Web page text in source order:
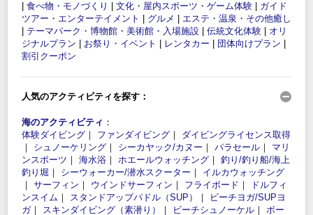
食べ物・モノづくり 文化・屋内スポーツ・ゲーム体験
ガイド
ツアー・エンターテイメント
グルメ
エステ・温泉・その他癒し
テーマパーク・博物館・美術館・入場施設 伝統文化体験
オリ
ジナルプラン
お祭り・イベント レンタカー 団体向けプラン
割引クーポン
人気のアクティビティを探す：
海のアクティビティ ：
体験ダイビング ｜ ファンダイビング ｜ ダイビングライセンス取得
｜ シュノーケリング ｜ シーカヤック/カヌー ｜ パラセール ｜ マリ
ンスポーツ ｜ 海水浴 ｜ ホエールウォッチング ｜ 釣り/釣り船/海上
釣り堀 ｜ シーウォーカー/潜水スクーター ｜ イルカウォッチング
｜ サーフィン ｜ ウインドサーフィン ｜ フライボード ｜
ドルフィ
ンスイム ｜ スタンドアップパドル（SUP） ｜
ビーチヨガ/SUPヨ
ガ｜ スキンダイビング（素潜り） ｜ ビーチシュノーケル ｜ ボー